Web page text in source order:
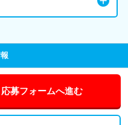
募フォームへ進む